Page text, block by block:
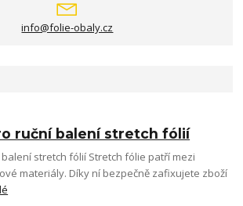
info@folie-obaly.cz
ruční balení stretch fólií
stretch fólií Stretch fólie patří mezi
materiály. Díky ní bezpečně zafixujete zboží